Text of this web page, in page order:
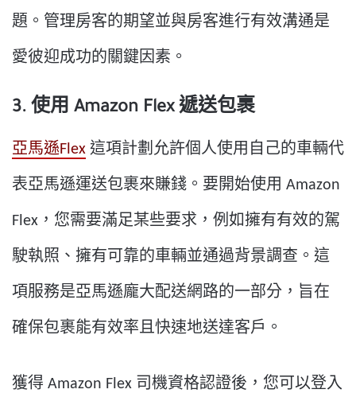
題。管理房客的期望並與房客進行有效溝通是
愛彼迎成功的關鍵因素。
3. 使用 Amazon Flex 遞送包裹
亞馬遜Flex 這項計劃允許個人使用自己的車輛代
表亞馬遜運送包裹來賺錢。要開始使用 Amazon
Flex，您需要滿足某些要求，例如擁有有效的駕
駛執照、擁有可靠的車輛並通過背景調查。這
項服務是亞馬遜龐大配送網路的一部分，旨在
確保包裹能有效率且快速地送達客戶。
獲得 Amazon Flex 司機資格認證後，您可以登入